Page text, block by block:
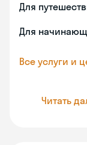
Для
Для
Все услуги и
Читать